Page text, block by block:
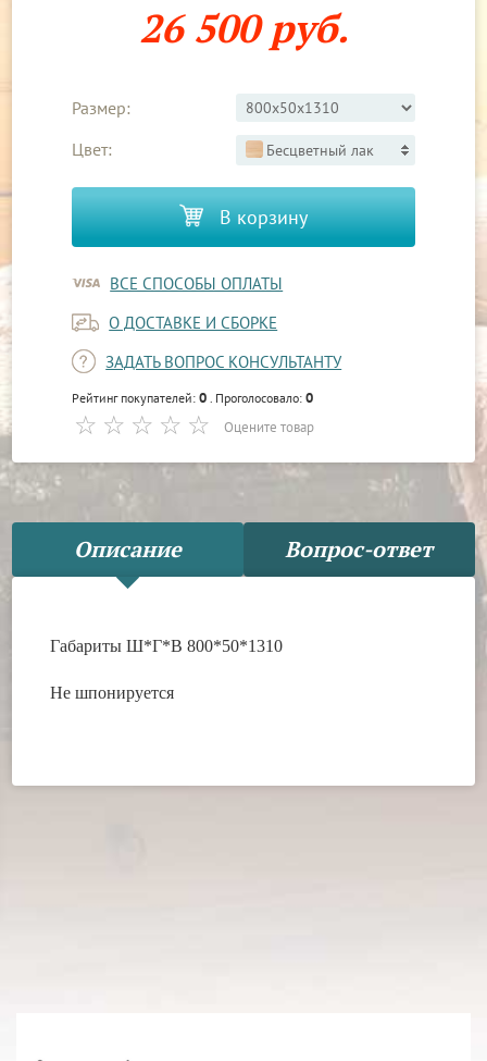
26 500 руб.
Размер:
Цвет:
Бесцветный лак
В корзину
ВСЕ СПОСОБЫ ОПЛАТЫ
О ДОСТАВКЕ И СБОРКЕ
ЗАДАТЬ ВОПРОС КОНСУЛЬТАНТУ
Рейтинг покупателей:0 . Проголосовало:0
Оцените товар
Описание Вопрос-ответ
Габариты Ш*Г*В 800*50*1310
Не шпонируется